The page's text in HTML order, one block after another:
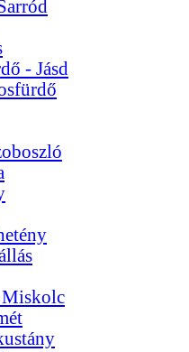
- Jásd
Miskolc